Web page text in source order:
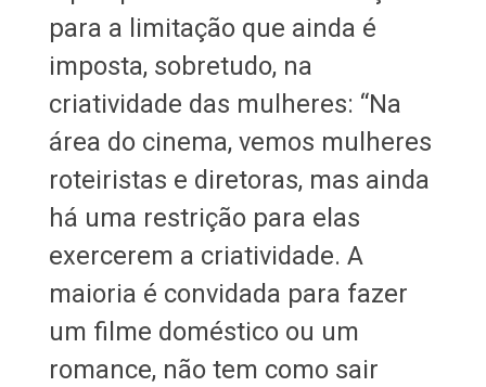
para a limitação que ainda é
imposta, sobretudo, na
criatividade das mulheres: “Na
área do cinema, vemos mulheres
roteiristas e diretoras, mas ainda
há uma restrição para elas
exercerem a criatividade. A
maioria é convidada para fazer
um filme doméstico ou um
romance, não tem como sair